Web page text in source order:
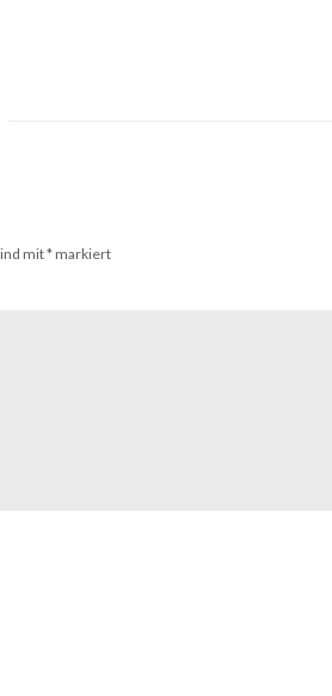
mit*markiert